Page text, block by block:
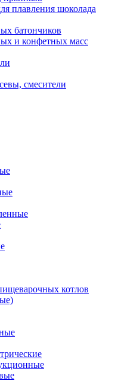
плавления шоколада
батончиков
и конфетных масс
смесители
котлов